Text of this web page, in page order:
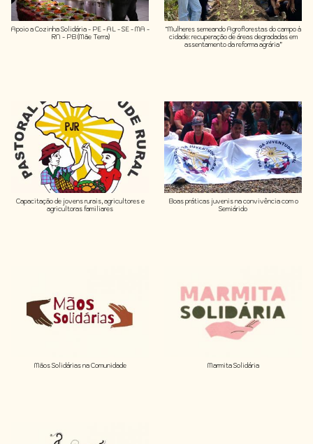
Apoio a Cozinha Solidária - PE - AL - SE - MA -
RN - PB (Mãe Terra)
“Mulheres semeando Agroflorestas do campo à
cidade: recuperação de áreas degradadas em
assentamento da reforma agrária”
Capacitação de jovens rurais, agricultores e
agricultoras familiares
Boas práticas juvenis na convivência com o
Semiárido
Mãos Solidárias na Comunidade Marmita Solidária